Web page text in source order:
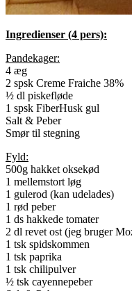
Ingredienser (4 pers):
Pandekager:
4 æg
2 spsk Creme Fraiche 38%
½ dl piskefløde
1 spsk FiberHusk gul
Salt & Peber
Smør til stegning
Fyld:
500g hakket oksekød
1 mellemstort løg
1 gulerod (kan udelades)
1 rød peber
1 ds hakkede tomater
2 dl revet ost (jeg bruger
1 tsk spidskommen
1 tsk paprika
1 tsk chilipulver
½ tsk cayennepeber